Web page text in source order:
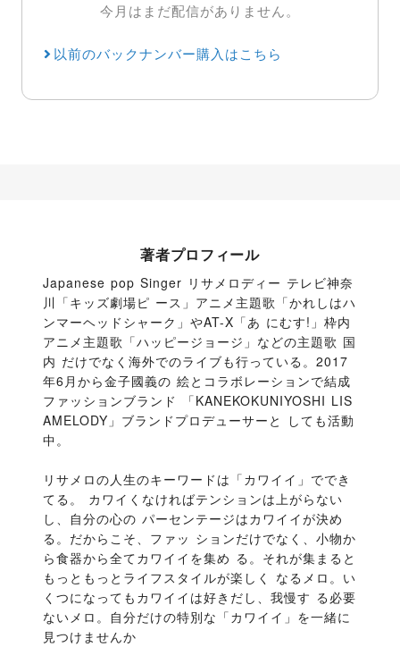
今月はまだ配信がありません。
以前のバックナンバー購入はこちら
著者プロフィール
Japanese pop Singer リサメロディー テレビ神奈
川「キッズ劇場ピ ース」アニメ主題歌「かれしはハ
ンマーヘッドシャーク」やAT-X「あ にむす!」枠内
アニメ主題歌「ハッピージョージ」などの主題歌 国
内 だけでなく海外でのライブも行っている。2017
年6月から金子國義の 絵とコラボレーションで結成
ファッションブランド 「KANEKOKUNIYOSHI LIS
AMELODY」ブランドプロデューサーと しても活動
中。
リサメロの人生のキーワードは「カワイイ」ででき
てる。 カワイくなければテンションは上がらない
し、自分の心の パーセンテージはカワイイが決め
る。だからこそ、ファッ ションだけでなく、小物か
ら食器から全てカワイイを集め る。それが集まると
もっともっとライフスタイルが楽しく なるメロ。い
くつになってもカワイイは好きだし、我慢す る必要
ないメロ。自分だけの特別な「カワイイ」を一緒に
見つけませんか